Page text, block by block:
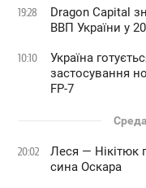
19:28
Dragon Capital
ВВП України у
10:10
Україна
застосування
FP-7
20:02
Леся — Нікітюк
сина Оскара